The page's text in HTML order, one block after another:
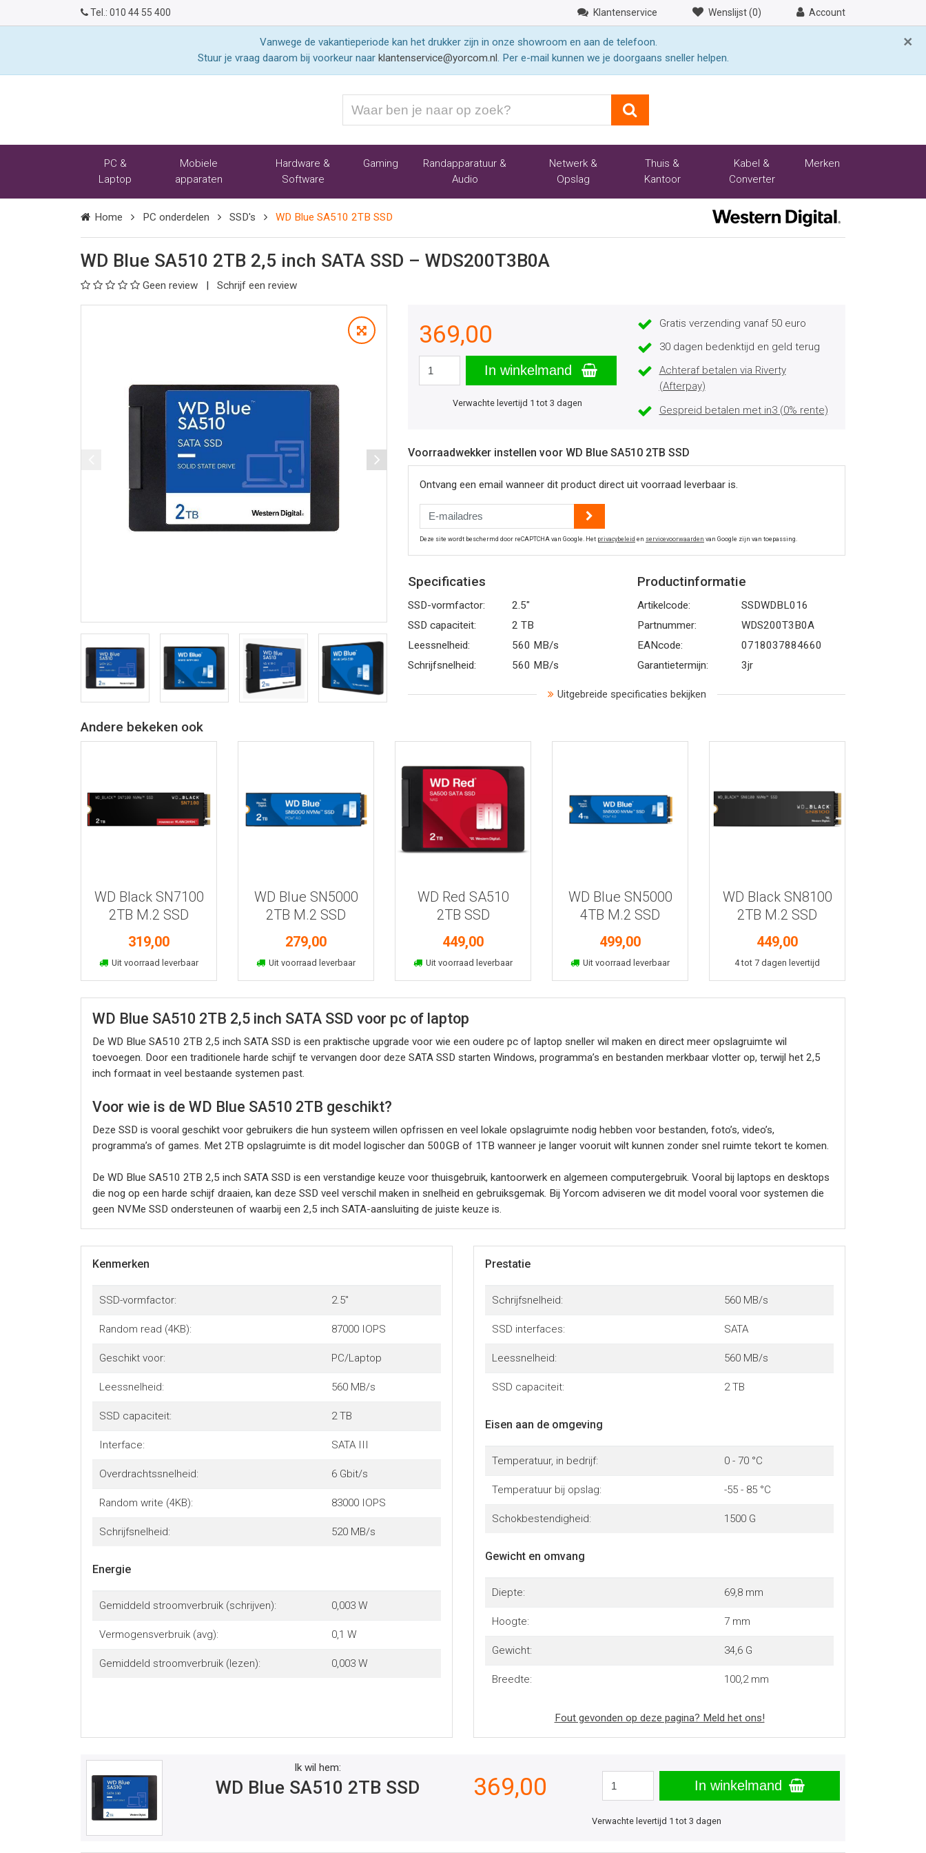
Tel.: 010 44 55 400 Klantenservice Wenslijst (0) Account
×
Vanwege de vakantieperiode kan het drukker zijn in onze showroom en aan de telefoon.
Stuur je vraag daarom bij voorkeur naar klantenservice@yorcom.nl. Per e-mail kunnen we je doorgaans sneller helpen.
ben
naar
PC &
Laptop
Mobiele
apparaten
Hardware &
Software
Gaming
Randapparatuur &
Audio
Netwerk &
Opslag
Thuis &
Kantoor
Kabel &
Converter
Merken
Home PC onderdelen SSD's WD Blue SA510 2TB SSD
WD Blue SA510 2TB 2,5 inch SATA SSD – WDS200T3B0A
Geen review Schrijf een review
369,00
In winkelmand
Verwachte levertijd 1 tot 3 dagen
Gratis verzending vanaf 50 euro
30 dagen bedenktijd en geld terug
Achteraf betalen via Riverty
(Afterpay)
Gespreid betalen met in3 (0% rente)
Voorraadwekker instellen voor WD Blue SA510 2TB SSD
Ontvang een email wanneer dit product direct uit voorraad leverbaar is.
Deze site wordt beschermd door reCAPTCHA van Google. Het privacybeleid en servicevoorwaarden van Google zijn van toepassing.
Specificaties
SSD-vormfactor:
2.5"
SSD capaciteit:
2 TB
Leessnelheid:
560 MB/s
Schrijfsnelheid:
560 MB/s
Productinformatie
Artikelcode:
SSDWDBL016
Partnummer:
WDS200T3B0A
EANcode:
0718037884660
Garantietermijn:
3jr
Uitgebreide specificaties bekijken
Andere bekeken ook
WD Black SN7100
2TB M.2 SSD
319,00
Uit voorraad leverbaar
In winkelmand
Bekijk meer informatie
WD Blue SN5000
2TB M.2 SSD
279,00
Uit voorraad leverbaar
In winkelmand
Bekijk meer informatie
WD Red SA510
2TB SSD
449,00
Uit voorraad leverbaar
In winkelmand
Bekijk meer informatie
WD Blue SN5000
4TB M.2 SSD
499,00
Uit voorraad leverbaar
In winkelmand
Bekijk meer informatie
WD Black SN8100
2TB M.2 SSD
449,00
4 tot 7 dagen levertijd
In winkelmand
WD Blue SA510 2TB 2,5 inch SATA SSD voor pc of laptop
De WD Blue SA510 2TB 2,5 inch SATA SSD is een praktische upgrade voor wie een oudere pc of laptop sneller wil maken en direct meer opslagruimte wil
toevoegen. Door een traditionele harde schijf te vervangen door deze SATA SSD starten Windows, programma’s en bestanden merkbaar vlotter op, terwijl het 2,5
inch formaat in veel bestaande systemen past.
Voor wie is de WD Blue SA510 2TB geschikt?
Deze SSD is vooral geschikt voor gebruikers die hun systeem willen opfrissen en veel lokale opslagruimte nodig hebben voor bestanden, foto’s, video’s,
programma’s of games. Met 2TB opslagruimte is dit model logischer dan 500GB of 1TB wanneer je langer vooruit wilt kunnen zonder snel ruimte tekort te komen.
De WD Blue SA510 2TB 2,5 inch SATA SSD is een verstandige keuze voor thuisgebruik, kantoorwerk en algemeen computergebruik. Vooral bij laptops en desktops
die nog op een harde schijf draaien, kan deze SSD veel verschil maken in snelheid en gebruiksgemak. Bij Yorcom adviseren we dit model vooral voor systemen die
geen NVMe SSD ondersteunen of waarbij een 2,5 inch SATA-aansluiting de juiste keuze is.
Kenmerken
SSD-vormfactor: 2.5"
Random read (4KB): 87000 IOPS
Geschikt voor: PC/Laptop
Leessnelheid: 560 MB/s
SSD capaciteit: 2 TB
Interface: SATA III
Overdrachtssnelheid: 6 Gbit/s
Random write (4KB): 83000 IOPS
Schrijfsnelheid: 520 MB/s
Energie
Gemiddeld stroomverbruik (schrijven): 0,003 W
Vermogensverbruik (avg): 0,1 W
Gemiddeld stroomverbruik (lezen): 0,003 W
Prestatie
Schrijfsnelheid: 560 MB/s
SSD interfaces: SATA
Leessnelheid: 560 MB/s
SSD capaciteit: 2 TB
Eisen aan de omgeving
Temperatuur, in bedrijf: 0 - 70 °C
Temperatuur bij opslag: -55 - 85 °C
Schokbestendigheid: 1500 G
Gewicht en omvang
Diepte: 69,8 mm
Hoogte: 7 mm
Gewicht: 34,6 G
Breedte: 100,2 mm
Fout gevonden op deze pagina? Meld het ons!
Ik wil hem:
WD Blue SA510 2TB SSD 369,00 In winkelmand
Verwachte levertijd 1 tot 3 dagen